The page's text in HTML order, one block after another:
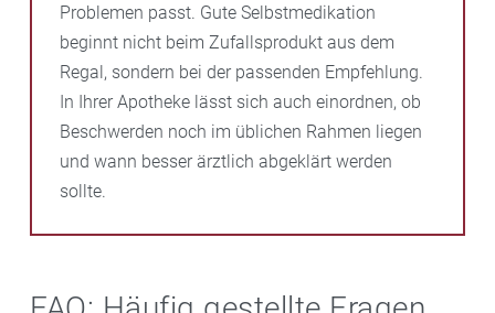
Problemen passt. Gute Selbstmedikation
beginnt nicht beim Zufallsprodukt aus dem
Regal, sondern bei der passenden Empfehlung.
In Ihrer Apotheke lässt sich auch einordnen, ob
Beschwerden noch im üblichen Rahmen liegen
und wann besser ärztlich abgeklärt werden
sollte.